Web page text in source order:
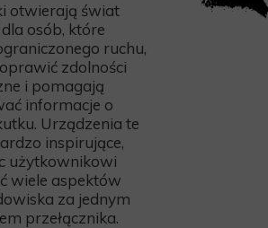
otwierają świat
osób, które
ruchu,
zdolności
i pomagają
informacje o
Urządzenia te
inspirujące,
użytkownikowi
wiele aspektów
za jednym
przełącznika.